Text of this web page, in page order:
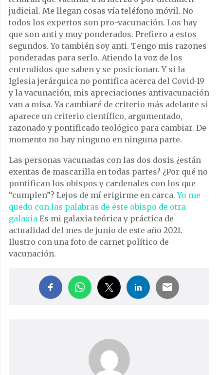
judicial. Me llegan cosas vía teléfono móvil. No
todos los expertos son pro-vacunación. Los hay
que son anti y muy ponderados. Prefiero a estos
segundos. Yo también soy anti. Tengo mis razones
ponderadas para serlo. Atiendo la voz de los
entendidos que saben y se posicionan. Y si la
Iglesia jerárquica no pontifica acerca del Covid-19
y la vacunación, mis apreciaciones antivacunación
van a misa. Ya cambiaré de criterio más adelante si
aparece un criterio científico, argumentado,
razonado y pontificado teológico para cambiar. De
momento no hay ninguno en ninguna parte.
Las personas vacunadas con las dos dosis ¿están
exentas de mascarilla en todas partes? ¿Por qué no
pontifican los obispos y cardenales con los que
“cumplen”? Lejos de mí erigirme en carca.Yo me
quedo con las palabras de éste obispo de otra
galaxia Es mi galaxia teórica y práctica de
actualidad del mes de junio de este año 2021.
Ilustro con una foto de carnet político de
vacunación.